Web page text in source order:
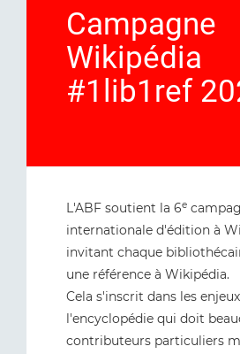
Campagne
Wikipédia
#1lib1ref
L'ABF soutient la 6e
internationale d'édition à
invitant chaque
une référence à Wikipédia.
Cela s'inscrit dans les
l'encyclopédie qui doit
contributeurs particuliers